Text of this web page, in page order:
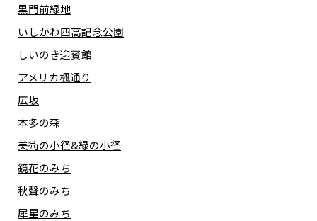
黒門前緑地
いしかわ四高記念公園
しいのき迎賓館
アメリカ楓通り
広坂
本多の森
美術の小径&緑の小径
鏡花のみち
秋聲のみち
犀星のみち